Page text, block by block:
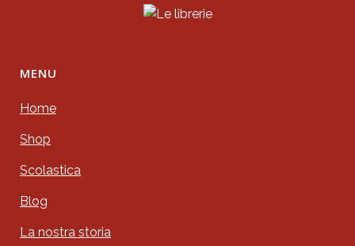
MENU
Home
Shop
Scolastica
Blog
La nostra storia